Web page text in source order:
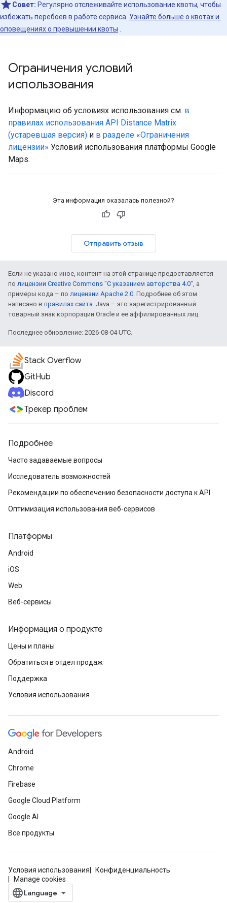
Совет: Регулярно отслеживайте использование квоты, чтобы
избежать перебоев в работе сервиса. Узнайте больше о квотах и ​​
оповещениях о превышении квоты
Ограничения условий
использования
Информацию об условиях использования см. в
правилах использования API Distance Matrix
(устаревшая версия) и в разделе «Ограничения
лицензии» Условий использования платформы Google
Maps.
Эта информация оказалась полезной?
Отправить отзыв
Если не указано иное, контент на этой странице предоставляется
по лицензии Creative Commons "С указанием авторства 4.0", а
примеры кода – по лицензии Apache 2.0. Подробнее об этом
написано в правилах сайта. Java – это зарегистрированный
товарный знак корпорации Oracle и ее аффилированных лиц.
Последнее обновление: 2026-08-04 UTC.
Stack Overflow
GitHub
Discord
Трекер проблем
Подробнее
Часто задаваемые вопросы
Исследователь возможностей
Рекомендации по обеспечению безопасности доступа к API
Оптимизация использования веб-сервисов
Платформы
Android
iOS
Web
Веб-сервисы
Информация о продукте
Цены и планы
Обратиться в отдел продаж
Поддержка
Условия использования
Android
Chrome
Firebase
Google Cloud Platform
Google AI
Все продукты
Условия использования
Конфиденциальность
Manage cookies